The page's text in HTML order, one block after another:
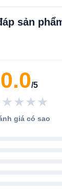
sản
0.0/5
giá có sao